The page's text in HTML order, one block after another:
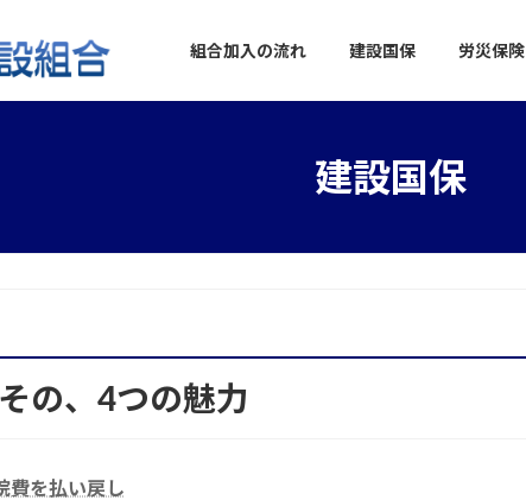
組合加入の流れ 建設国保 労災保険
建設国保
の、4つの魅力
費を払い戻し